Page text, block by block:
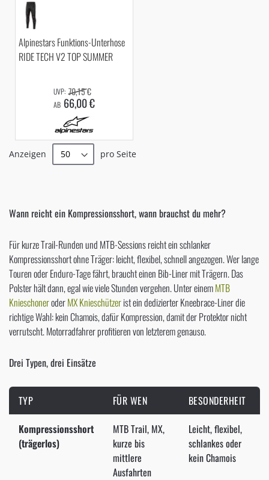
Alpinestars Funktions-Unterhose
RIDE TECH V2 TOP SUMMER
AB 66,00 €
70,15 €
Anzeigen pro Seite
Wann reicht ein Kompressionsshort, wann brauchst du mehr?
Für kurze Trail-Runden und MTB-Sessions reicht ein schlanker
Kompressionsshort ohne Träger: leicht, flexibel, schnell angezogen. Wer lange
Touren oder Enduro-Tage fährt, braucht einen Bib-Liner mit Trägern. Das
Polster hält dann, egal wie viele Stunden vergehen. Unter einemMTB
KnieschoneroderMX Knieschützerist ein dedizierter Kneebrace-Liner die
richtige Wahl: kein Chamois, dafür Kompression, damit der Protektor nicht
verrutscht. Motorradfahrer profitieren von letzterem genauso.
Drei Typen, drei Einsätze
TYP FÜR WEN
BESONDERHEIT
Kompressionsshort
(trägerlos)
MTB Trail, MX,
kurze bis
mittlere
Ausfahrten
Leicht, flexibel,
schlankes oder
kein Chamois